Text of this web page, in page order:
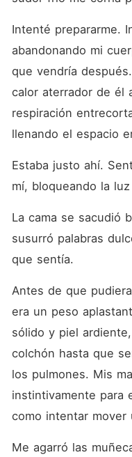
Intenté prepararme.
abandonando mi
que vendría
calor aterrador de él
respiración
llenando el espacio
Estaba justo ahí.
mí, bloqueando la
La cama se sacudió
susurró palabras
que sentía.
Antes de que
era un peso
sólido y piel
colchón hasta que
los pulmones. Mis
instintivamente para
como intentar mover
Me agarró las